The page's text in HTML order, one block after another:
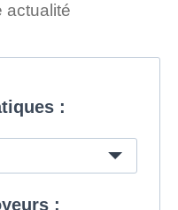
actualité